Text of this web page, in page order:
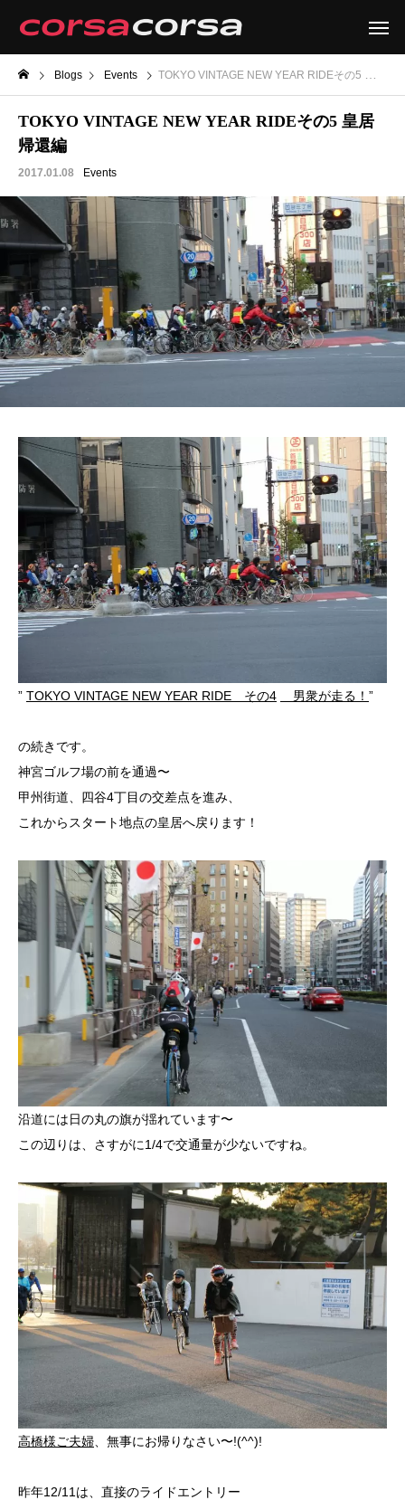
Blogs Events TOKYO VINTAGE NEW YEAR RIDEその5 皇居帰還編
TOKYO VINTAGE NEW YEAR RIDEその5 皇居
帰還編
2017.01.08 Events
” TOKYO VINTAGE NEW YEAR RIDE その4 男衆が走る！ ”
の続きです。
神宮ゴルフ場の前を通過〜
甲州街道、四谷4丁目の交差点を進み、
これからスタート地点の皇居へ戻ります！
沿道には日の丸の旗が揺れています〜
この辺りは、さすがに1/4で交通量が少ないですね。
高橋様ご夫婦 、無事にお帰りなさい〜!(^^)!
昨年12/11は、直接のライドエントリー